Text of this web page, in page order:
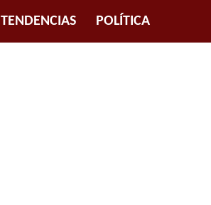
TENDENCIAS POLÍTICA